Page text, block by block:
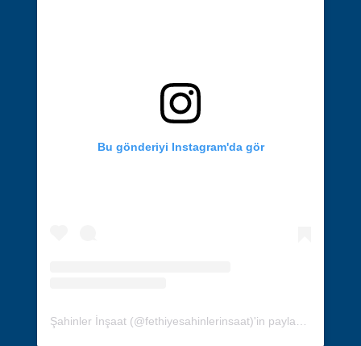
Bu gönderiyi Instagram'da gör